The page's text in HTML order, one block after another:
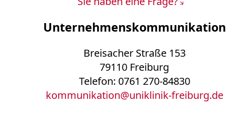
Unternehmenskommunikation
Breisacher Straße 153
79110 Freiburg
Telefon: 0761 270-84830
kommunikation@uniklinik-freiburg.de